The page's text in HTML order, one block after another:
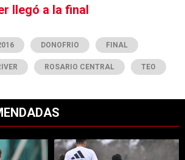
llegó a la final
DONOFRIO FINAL
ROSARIO CENTRAL TEO
con el título "Confirmado: ya se sabe qué
Un artículo de tendencia con el